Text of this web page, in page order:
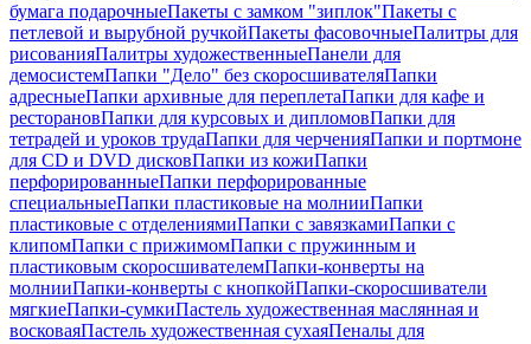
бумага подарочныеПакеты с замком "зиплок"Пакеты с
петлевой и вырубной ручкойПакеты фасовочныеПалитры для
рисованияПалитры художественныеПанели для
демосистемПапки "Дело" без скоросшивателяПапки
адресныеПапки архивные для переплетаПапки для кафе и
ресторановПапки для курсовых и дипломовПапки для
тетрадей и уроков трудаПапки для черченияПапки и портмоне
для CD и DVD дисковПапки из кожиПапки
перфорированныеПапки перфорированные
специальныеПапки пластиковые на молнииПапки
пластиковые с отделениямиПапки с завязкамиПапки с
клипомПапки с прижимомПапки с пружинным и
пластиковым скоросшивателемПапки-конверты на
молнииПапки-конверты с кнопкойПапки-скоросшиватели
мягкиеПапки-сумкиПастель художественная маслянная и
восковаяПастель художественная сухаяПеналы для